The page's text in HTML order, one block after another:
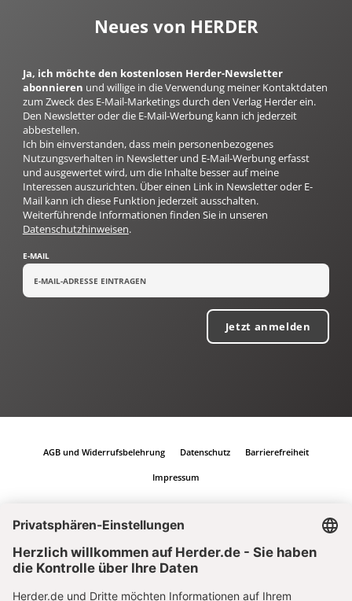
Neues von HERDER
Ja, ich möchte den kostenlosen Herder-Newsletter
abonnieren und willige in die Verwendung meiner Kontaktdaten
zum Zweck des E-Mail-Marketings durch den Verlag Herder ein.
Den Newsletter oder die E-Mail-Werbung kann ich jederzeit
abbestellen.
Ich bin einverstanden, dass mein personenbezogenes
Nutzungsverhalten in Newsletter und E-Mail-Werbung erfasst
und ausgewertet wird, um die Inhalte besser auf meine
Interessen auszurichten. Über einen Link in Newsletter oder E-
Mail kann ich diese Funktion jederzeit ausschalten.
Weiterführende Informationen finden Sie in unseren
Datenschutzhinweisen.
E-MAIL
Jetzt anmelden
AGB und Widerrufsbelehrung Datenschutz Barrierefreiheit
Impressum
Vertrag widerrufen